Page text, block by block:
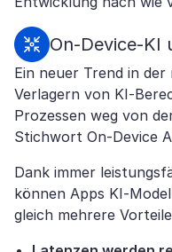
On-Device-KI
Ein neuer Trend in
Verlagern von KI-
Prozessen weg von
Stichwort On-Device
Dank immer
können Apps KI-
gleich mehrere